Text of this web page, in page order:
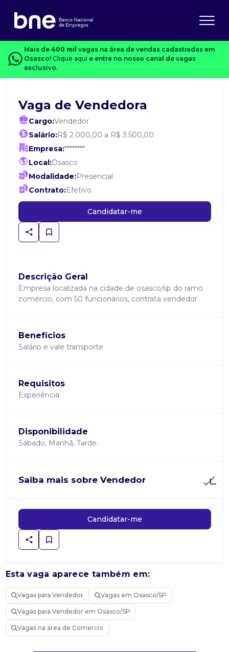
Mais de 400 mil vagas na área de vendas cadastradas em
Osasco! Clique aqui e entre no nosso canal de vagas
exclusivo.
Vaga de Vendedora
Cargo:Vendedor
Salário:R$ 2.000,00 a R$ 3.500,00
Empresa:********
Local:Osasco
Modalidade:Presencial
Contrato:Efetivo
Candidatar-me
Descrição Geral
Empresa localizada na cidade de osasco/sp do ramo
comércio, com 50 funcionários, contrata vendedor
Benefícios
Salário e vale transporte
Requisitos
Experiência
Disponibilidade
Sábado, Manhã, Tarde.
Saiba mais sobre Vendedor
Candidatar-me
Esta vaga aparece também em:
Vagas para Vendedor Vagas em Osasco/SP
Vagas para Vendedor em Osasco/SP
Vagas na área de Comercio